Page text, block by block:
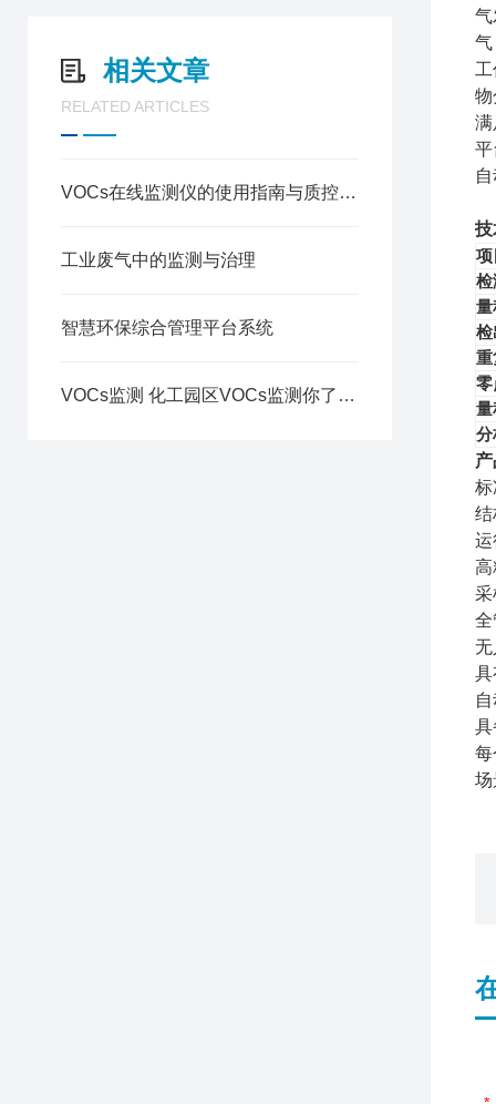
相关文章
RELATED ARTICLES
VOCs在线监测仪的使用指南与质控要点
工业废气中的监测与治理
智慧环保综合管理平台系统
VOCs监测 化工园区VOCs监测你了解吗？
气
气
物
满
平
技
项
检
量
检
重
零
量
分
标
结
运
高
采
全
无
具
具
每
场